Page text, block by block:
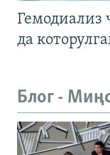
Гемодиализ
да
Блог -